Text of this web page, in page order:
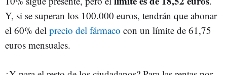
Y, si se superan los 100.000 euros, tendrán que abonar
el 60% del precio del fármaco con un límite de 61,75
euros mensuales.